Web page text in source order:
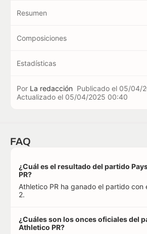
Resumen
Composiciones
Estadísticas
Por La redacción Publicado el 05/04/
Actualizado el 05/04/2025 00:40
FAQ
¿Cuál es el resultado del partido
PR?
Athletico PR ha ganado el partido con
2.
¿Cuáles son los onces oficiales del
Athletico PR?